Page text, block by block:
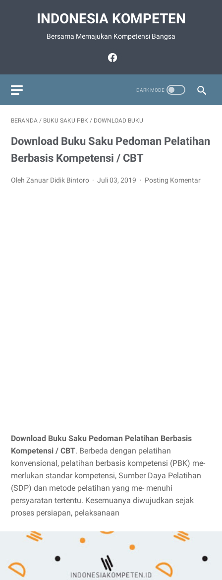
INDONESIA KOMPETEN
Bersama Memajukan Kompetensi Bangsa
BERANDA / BUKU SAKU PBK / DOWNLOAD BUKU
Download Buku Saku Pedoman Pelatihan
Berbasis Kompetensi / CBT
Oleh Zanuar Didik Bintoro Juli 03, 2019 Posting Komentar
Download Buku Saku Pedoman Pelatihan Berbasis
Kompetensi / CBT. Berbeda dengan pelatihan
konvensional, pelatihan berbasis kompetensi (PBK) me-
merlukan standar kompetensi, Sumber Daya Pelatihan
(SDP) dan metode pelatihan yang me- menuhi
persyaratan tertentu. Kesemuanya diwujudkan sejak
proses persiapan, pelaksanaan